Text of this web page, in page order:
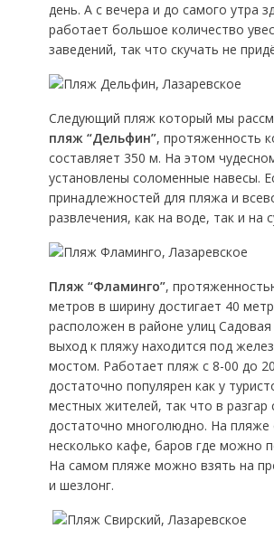
день. А с вечера и до самого утра
работает большое количество
заведений, так что скучать не
Следующий пляж который мы
пляж “Дельфин”, протяженность
составляет 350 м. На этом
установлены соломенные навесы.
принадлежностей для пляжа и
развлечения, как на воде, так и на
Пляж “Фламинго”,
метров в ширину достигает 40
расположен в районе улиц
выход к пляжу находится под
мостом. Работает пляж с 8-00 до
достаточно популярен как у
местных жителей, так что в разгар
достаточно многолюдно. На пляже
несколько кафе, баров где можно
На самом пляже можно взять на
и шезлонг.